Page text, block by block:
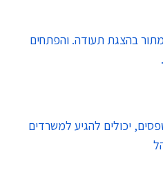
בהצגת תעודה. והפתחים
יכולים להגיע למשרדים